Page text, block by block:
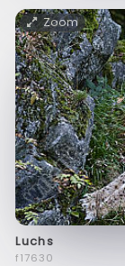
Zoom
Luchs
f17630